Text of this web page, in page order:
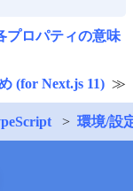
プロパティの意味
(for Next.js 11)
環境/設